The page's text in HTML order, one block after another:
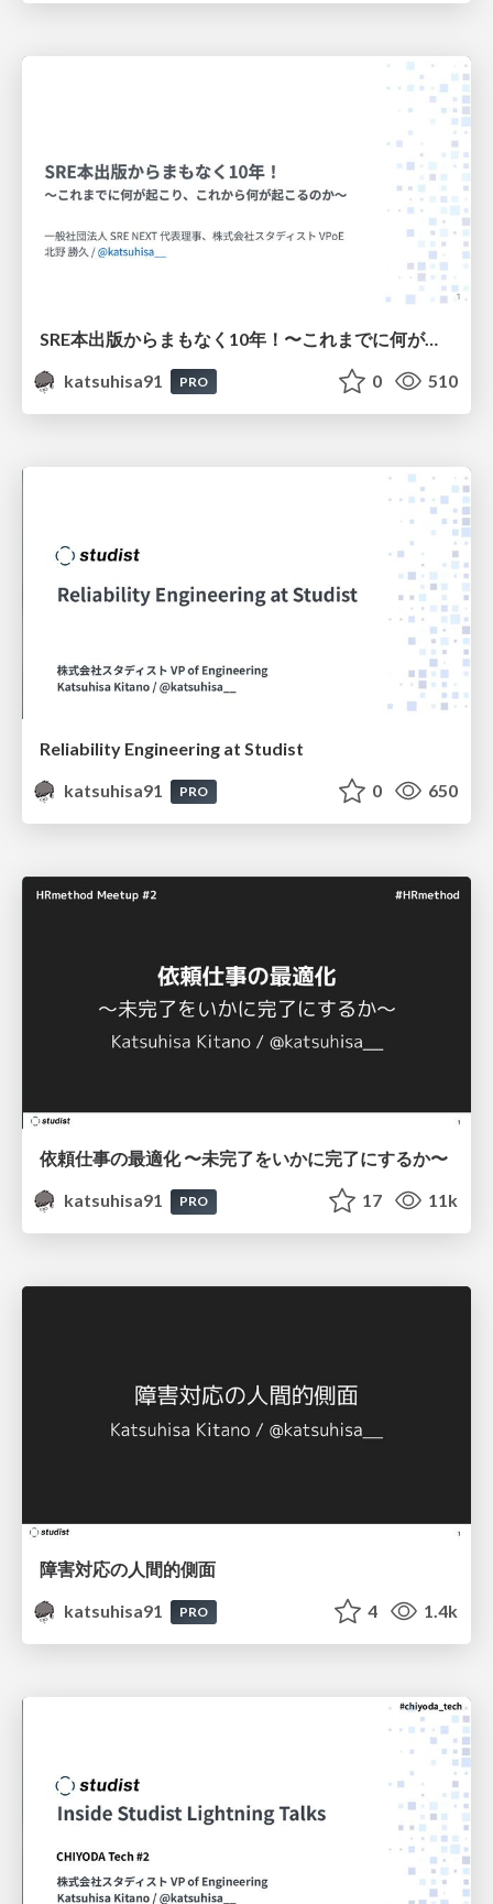
SRE本出版からまもなく10年！〜これまでに何が起こり、これから何が起こるのか〜
katsuhisa91
PRO 0 510
Reliability Engineering at Studist
katsuhisa91
PRO 0 650
依頼仕事の最適化 〜未完了をいかに完了にするか〜
katsuhisa91
PRO 17 11k
障害対応の人間的側面
katsuhisa91
PRO 4 1.4k